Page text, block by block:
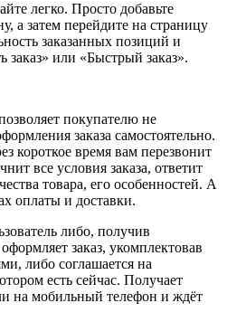
легко. Просто добавьте
а затем перейдите на страницу
заказанных позиций и
или «Быстрый заказ».
покупателю не
заказа самостоятельно.
короткое время вам перезвонит
все условия заказа, ответит
товара, его особенностей. А
оплаты и доставки.
либо, получив
заказ, укомплектовав
либо соглашается на
есть сейчас. Получает
на мобильный телефон и ждёт